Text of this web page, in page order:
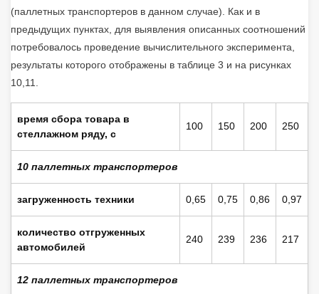
(паллетных транспортеров в данном случае). Как и в
предыдущих пунктах, для выявления описанных соотношений
потребовалось проведение вычислительного эксперимента,
результаты которого отображены в таблице 3 и на рисунках
10,11.
время сбора товара в
стеллажном ряду, с
100 150 200 250
10 паллетных транспортеров
загруженность техники 0,65 0,75 0,86 0,97
количество отгруженных
автомобилей
240 239 236 217
12 паллетных транспортеров